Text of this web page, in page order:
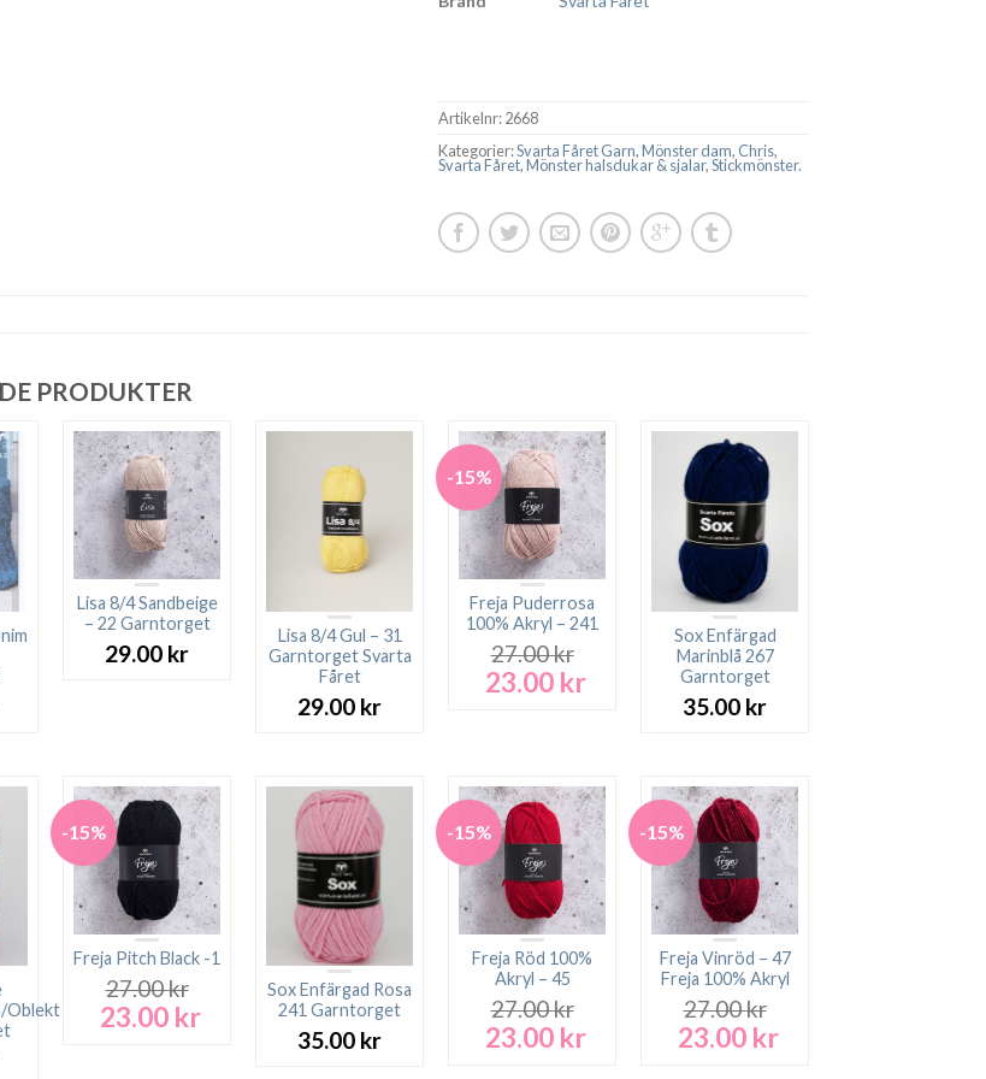
Artikelnr:2668
Kategorier:Svarta Fåret Garn,Mönster dam, Chris,
Svarta Fåret,Mönster halsdukar & sjalar,Stickmönster.
PRODUKTER
Lisa 8/4 Sandbeige
– 22 Garntorget
29.00 kr
Lisa 8/4 Gul – 31
Garntorget Svarta
Fåret
29.00 kr
-15%
Freja Puderrosa
100% Akryl – 241
27.00kr
Det
23.00 krDet
nuvarande
Sox Enfärgad
Marinblå 267
Garntorget
35.00 kr
Oblekt
-15%
Freja Pitch Black -1
27.00kr
Det
23.00 krDet
nuvarande
Sox Enfärgad Rosa
241 Garntorget
35.00 kr
-15%
Freja Röd 100%
Akryl – 45
27.00kr
Det
23.00 krDet
-15%
Freja Vinröd – 47
Freja 100% Akryl
27.00kr
Det
23.00 krDet